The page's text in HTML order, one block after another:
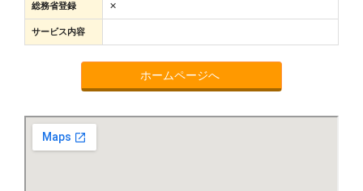
総務省登録 ✕
サービス内容
ホームページへ